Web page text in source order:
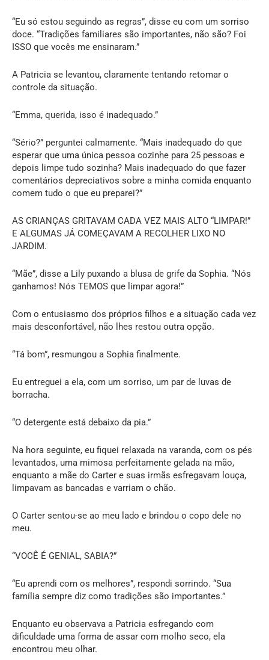
“Eu só estou seguindo as regras”, disse eu com um sorriso
doce. “Tradições familiares são importantes, não são? Foi
ISSO que vocês me ensinaram.”
A Patricia se levantou, claramente tentando retomar o
controle da situação.
“Emma, querida, isso é inadequado.”
“Sério?” perguntei calmamente. “Mais inadequado do que
esperar que uma única pessoa cozinhe para 25 pessoas e
depois limpe tudo sozinha? Mais inadequado do que fazer
comentários depreciativos sobre a minha comida enquanto
comem tudo o que eu preparei?”
AS CRIANÇAS GRITAVAM CADA VEZ MAIS ALTO “LIMPAR!”
E ALGUMAS JÁ COMEÇAVAM A RECOLHER LIXO NO
JARDIM.
“Mãe”, disse a Lily puxando a blusa de grife da Sophia. “Nós
ganhamos! Nós TEMOS que limpar agora!”
Com o entusiasmo dos próprios filhos e a situação cada vez
mais desconfortável, não lhes restou outra opção.
“Tá bom”, resmungou a Sophia finalmente.
Eu entreguei a ela, com um sorriso, um par de luvas de
borracha.
“O detergente está debaixo da pia.”
Na hora seguinte, eu fiquei relaxada na varanda, com os pés
levantados, uma mimosa perfeitamente gelada na mão,
enquanto a mãe do Carter e suas irmãs esfregavam louça,
limpavam as bancadas e varriam o chão.
O Carter sentou-se ao meu lado e brindou o copo dele no
meu.
“VOCÊ É GENIAL, SABIA?”
“Eu aprendi com os melhores”, respondi sorrindo. “Sua
família sempre diz como tradições são importantes.”
Enquanto eu observava a Patricia esfregando com
dificuldade uma forma de assar com molho seco, ela
encontrou meu olhar.